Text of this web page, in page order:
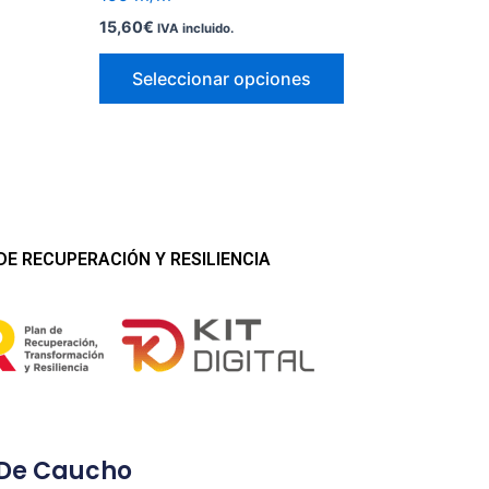
15,60€ IVA incluido.
Seleccionar opciones
RECUPERACIÓN Y RESILIENCIA
Caucho